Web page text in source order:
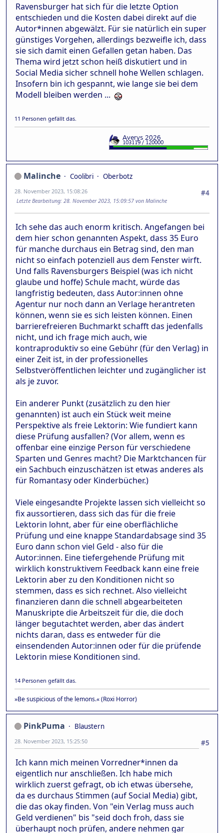
Ravensburger hat sich für die letzte Option
entschieden und die Kosten dabei direkt auf die
Autor*innen abgewälzt. Für sie natürlich ein super
günstiges Vorgehen, allerdings bezweifle ich, dass
sie sich damit einen Gefallen getan haben. Das
Thema wird jetzt schon heiß diskutiert und in
Social Media sicher schnell hohe Wellen schlagen.
Insofern bin ich gespannt, wie lange sie bei dem
Modell bleiben werden ...
11 Personen gefällt das.
Malinche Coolibri
Oberbotz
#4
28. November 2023, 15:08:26
Letzte Bearbeitung: 28. November 2023, 15:09:57 von Malinche
Ich sehe das auch enorm kritisch. Angefangen bei
dem hier schon genannten Aspekt, dass 35 Euro
für manche durchaus ein Betrag sind, den man
nicht so einfach potenziell aus dem Fenster wirft.
Und falls Ravensburgers Beispiel (was ich nicht
glaube und hoffe) Schule macht, würde das
langfristig bedeuten, dass Autor:innen ohne
Agentur nur noch dann an Verlage herantreten
können, wenn sie es sich leisten können. Einen
barrierefreieren Buchmarkt schafft das jedenfalls
nicht, und ich frage mich auch, wie
kontraproduktiv so eine Gebühr (für den Verlag) in
einer Zeit ist, in der professionelles
Selbstveröffentlichen leichter und zugänglicher ist
als je zuvor.
Ein anderer Punkt (zusätzlich zu den hier
genannten) ist auch ein Stück weit meine
Perspektive als freie Lektorin: Wie fundiert kann
diese Prüfung ausfallen? (Vor allem, wenn es
offenbar eine einzige Person für verschiedene
Sparten und Genres macht? Die Marktchancen für
ein Sachbuch einzuschätzen ist etwas anderes als
für Romantasy oder Kinderbücher.)
Viele eingesandte Projekte lassen sich vielleicht so
fix aussortieren, dass sich das für die freie
Lektorin lohnt, aber für eine oberflächliche
Prüfung und eine knappe Standardabsage sind 35
Euro dann schon viel Geld - also für die
Autor:innen. Eine tiefergehende Prüfung mit
wirklich konstruktivem Feedback kann eine freie
Lektorin aber zu den Konditionen nicht so
stemmen, dass es sich rechnet. Also vielleicht
finanzieren dann die schnell abgearbeiteten
Manuskripte die Arbeitszeit für die, die doch
länger begutachtet werden, aber das ändert
nichts daran, dass es entweder für die
einsendenden Autor:innen oder für die prüfende
Lektorin miese Konditionen sind.
14 Personen gefällt das.
»Be suspicious of the lemons.« (Roxi Horror)
PinkPuma
Blaustern
#5
28. November 2023, 15:25:50
Ich kann mich meinen Vorredner*innen da
eigentlich nur anschließen. Ich habe mich
wirklich zuerst gefragt, ob ich etwas übersehe,
da es durchaus Stimmen (auf Social Media) gibt,
die das okay finden. Von "ein Verlag muss auch
Geld verdienen" bis "seid doch froh, dass sie
überhaupt noch prüfen, andere nehmen gar